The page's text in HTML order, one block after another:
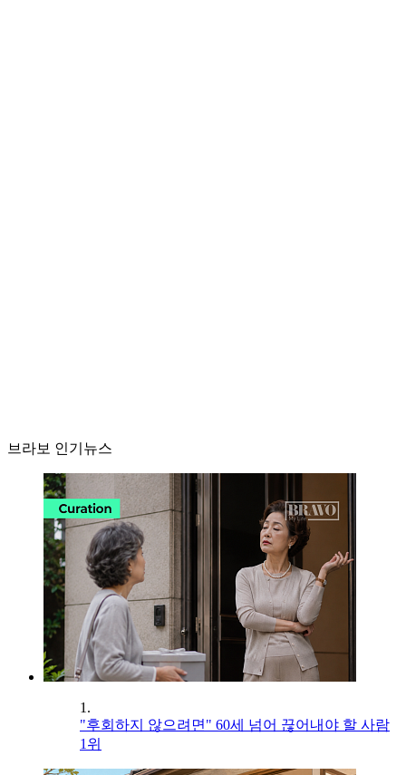
브라보 인기뉴스
1.
"후회하지 않으려면" 60세 넘어 끊어내야 할 사람
1위